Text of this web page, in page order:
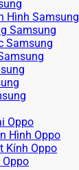
Hình Samsung
Samsung
Samsung
Oppo
Hình Oppo
Kính Oppo